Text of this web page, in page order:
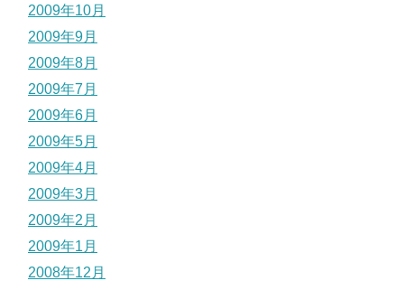
2009年10月
2009年9月
2009年8月
2009年7月
2009年6月
2009年5月
2009年4月
2009年3月
2009年2月
2009年1月
2008年12月